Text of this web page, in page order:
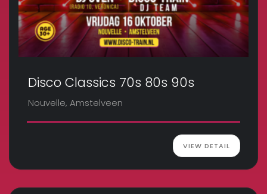
Disco Classics 70s 80s 90s
Nouvelle, Amstelveen
VIEW DETAIL